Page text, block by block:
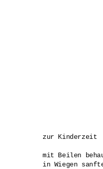
zur Kinderzeit
mit Beilen
in Wiegen